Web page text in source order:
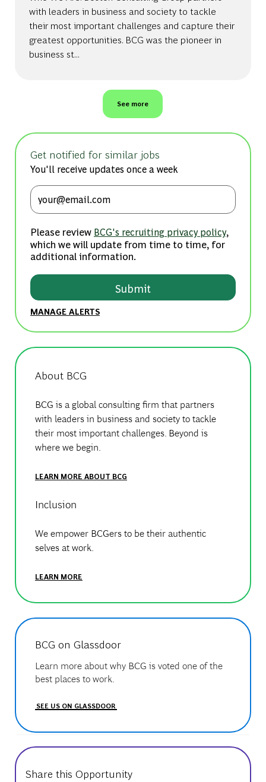
with leaders in business and society to tackle
their most important challenges and capture their
greatest opportunities. BCG was the pioneer in
business st...
See more
Get notified for similar jobs
You'll receive updates once a week
Enter Email address (Required)
Please review BCG's recruiting privacy policy,
which we will update from time to time, for
additional information.
Submit
MANAGE ALERTS
About BCG
BCG is a global consulting firm that partners
with leaders in business and society to tackle
their most important challenges. Beyond is
where we begin.
LEARN MORE ABOUT BCG
Inclusion
We empower BCGers to be their authentic
selves at work.
LEARN MORE
BCG on Glassdoor
Learn more about why BCG is voted one of the
best places to work.
SEE US ON GLASSDOOR
Share this Opportunity